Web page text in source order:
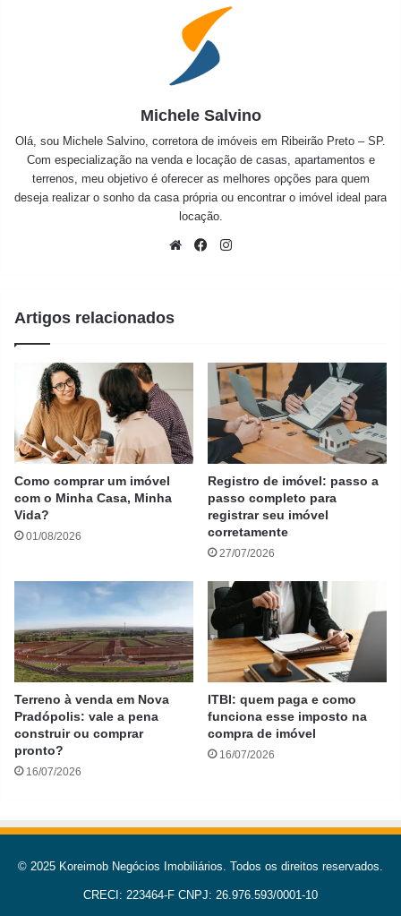
Michele Salvino
Olá, sou Michele Salvino, corretora de imóveis em Ribeirão Preto – SP.
Com especialização na venda e locação de casas, apartamentos e
terrenos, meu objetivo é oferecer as melhores opções para quem
deseja realizar o sonho da casa própria ou encontrar o imóvel ideal para
locação.
WebsiteFacebook
Artigos relacionados
Como comprar um imóvel
com o Minha Casa, Minha
Vida?
01/08/2026
Registro de imóvel: passo a
passo completo para
registrar seu imóvel
corretamente
27/07/2026
Terreno à venda em Nova
Pradópolis: vale a pena
construir ou comprar
pronto?
16/07/2026
ITBI: quem paga e como
funciona esse imposto na
compra de imóvel
16/07/2026
© 2025 Koreimob Negócios Imobiliários. Todos os direitos reservados.
CRECI: 223464-F CNPJ: 26.976.593/0001-10